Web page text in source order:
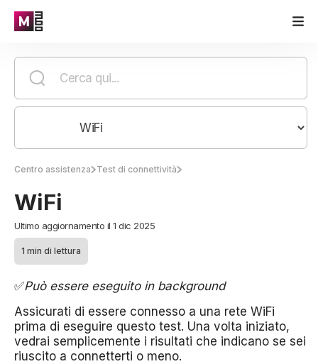
Centro assistenza Test di connettività
WiFi
Ultimo aggiornamento il 1 dic 2025
1 min di lettura
✅Può essere eseguito in background
Assicurati di essere connesso a una rete WiFi
prima di eseguire questo test. Una volta iniziato,
vedrai semplicemente i risultati che indicano se sei
riuscito a connetterti o meno.